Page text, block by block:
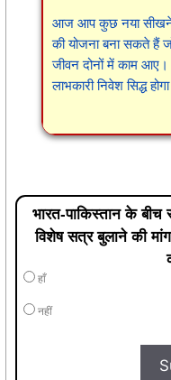
आज आप कुछ नया सीखने
की योजना बना सकते हैं
जीवन दोनों में काम
लाभकारी निवेश सिद्ध
भारत-पाकिस्तान के बीच
विशेष सत्र बुलाने की
हाँ
नहीं